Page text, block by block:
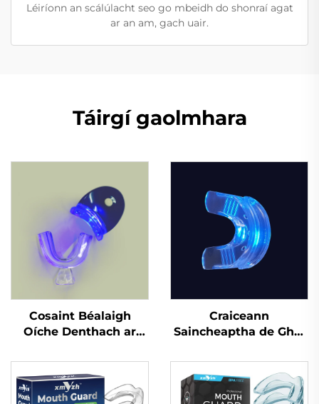
Léiríonn an scálúlacht seo go mbeidh do shonraí agat
ar an am, gach uair.
Táirgí gaolmhara
Cosaint Béalaigh
Oíche Denthach ar
Chnaipíocht Agus
Cruithneadh Fiacla,
Tráidire Béalaigh do
Craiceann
Saincheaptha de Ghel
Profisiúnta um Bhánú
Denthá le Cófra Béime
do Greamaithe Denthá